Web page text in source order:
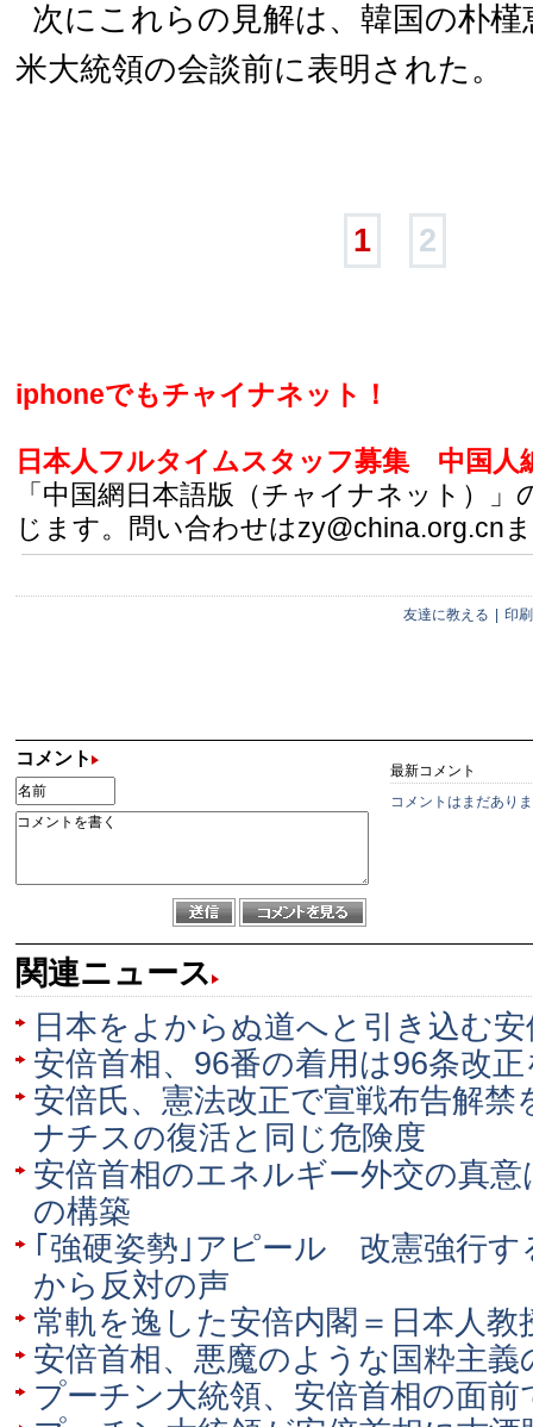
次にこれらの見解は、韓国の朴
米大統領の会談前に表明された。
1 2
iphoneでもチャイナネット！
日本人フルタイムスタッフ募集
中国人
「中国網日本語版（チャイナネット）」
じます。問い合わせはzy@china.org.cn
友達に教える 印刷
コメント
最新コメント
コメントはまだあり
関連ニュース
日本をよからぬ道へと引き込む
安倍首相、96番の着用は96条改
安倍氏、憲法改正で宣戦布告解
ナチスの復活と同じ危険度
安倍首相のエネルギー外交の真
の構築
｢強硬姿勢｣アピール 改憲強行す
から反対の声
常軌を逸した安倍内閣＝日本人教
安倍首相、悪魔のような国粋主義
プーチン大統領、安倍首相の面